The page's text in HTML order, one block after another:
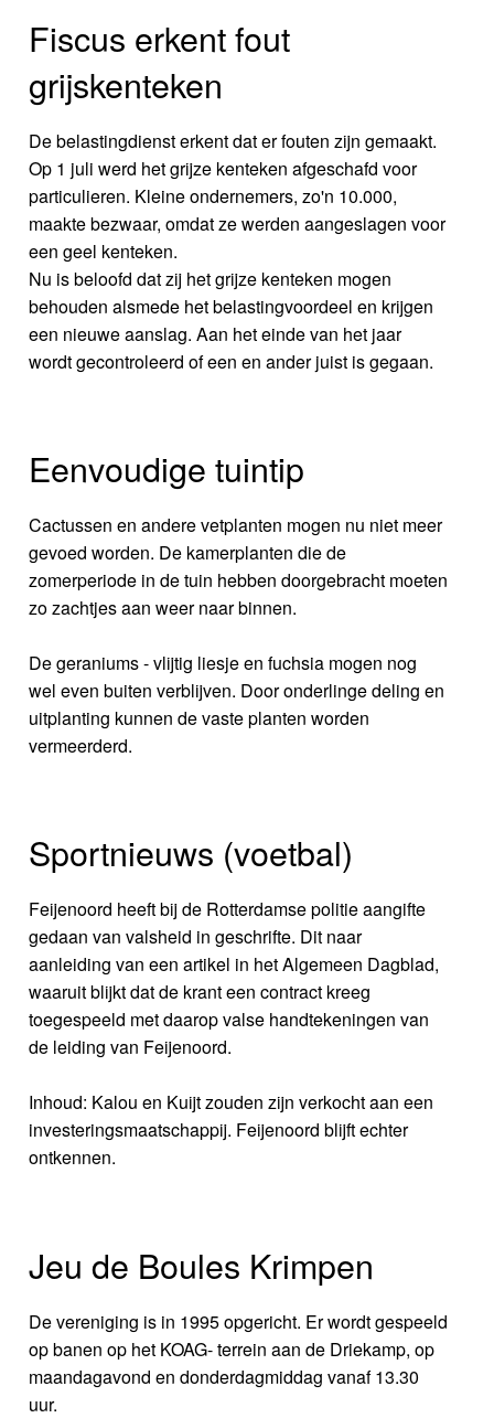
Fiscus erkent fout
grijskenteken
De belastingdienst erkent dat er fouten zijn gemaakt.
Op 1 juli werd het grijze kenteken afgeschafd voor
particulieren. Kleine ondernemers, zo'n 10.000,
maakte bezwaar, omdat ze werden aangeslagen voor
een geel kenteken.
Nu is beloofd dat zij het grijze kenteken mogen
behouden alsmede het belastingvoordeel en krijgen
een nieuwe aanslag. Aan het einde van het jaar
wordt gecontroleerd of een en ander juist is gegaan.
Eenvoudige tuintip
Cactussen en andere vetplanten mogen nu niet meer
gevoed worden. De kamerplanten die de
zomerperiode in de tuin hebben doorgebracht moeten
zo zachtjes aan weer naar binnen.
De geraniums - vlijtig liesje en fuchsia mogen nog
wel even buiten verblijven. Door onderlinge deling en
uitplanting kunnen de vaste planten worden
vermeerderd.
Sportnieuws (voetbal)
Feijenoord heeft bij de Rotterdamse politie aangifte
gedaan van valsheid in geschrifte. Dit naar
aanleiding van een artikel in het Algemeen Dagblad,
waaruit blijkt dat de krant een contract kreeg
toegespeeld met daarop valse handtekeningen van
de leiding van Feijenoord.
Inhoud: Kalou en Kuijt zouden zijn verkocht aan een
investeringsmaatschappij. Feijenoord blijft echter
ontkennen.
Jeu de Boules Krimpen
De vereniging is in 1995 opgericht. Er wordt gespeeld
op banen op het KOAG- terrein aan de Driekamp, op
maandagavond en donderdagmiddag vanaf 13.30
uur.